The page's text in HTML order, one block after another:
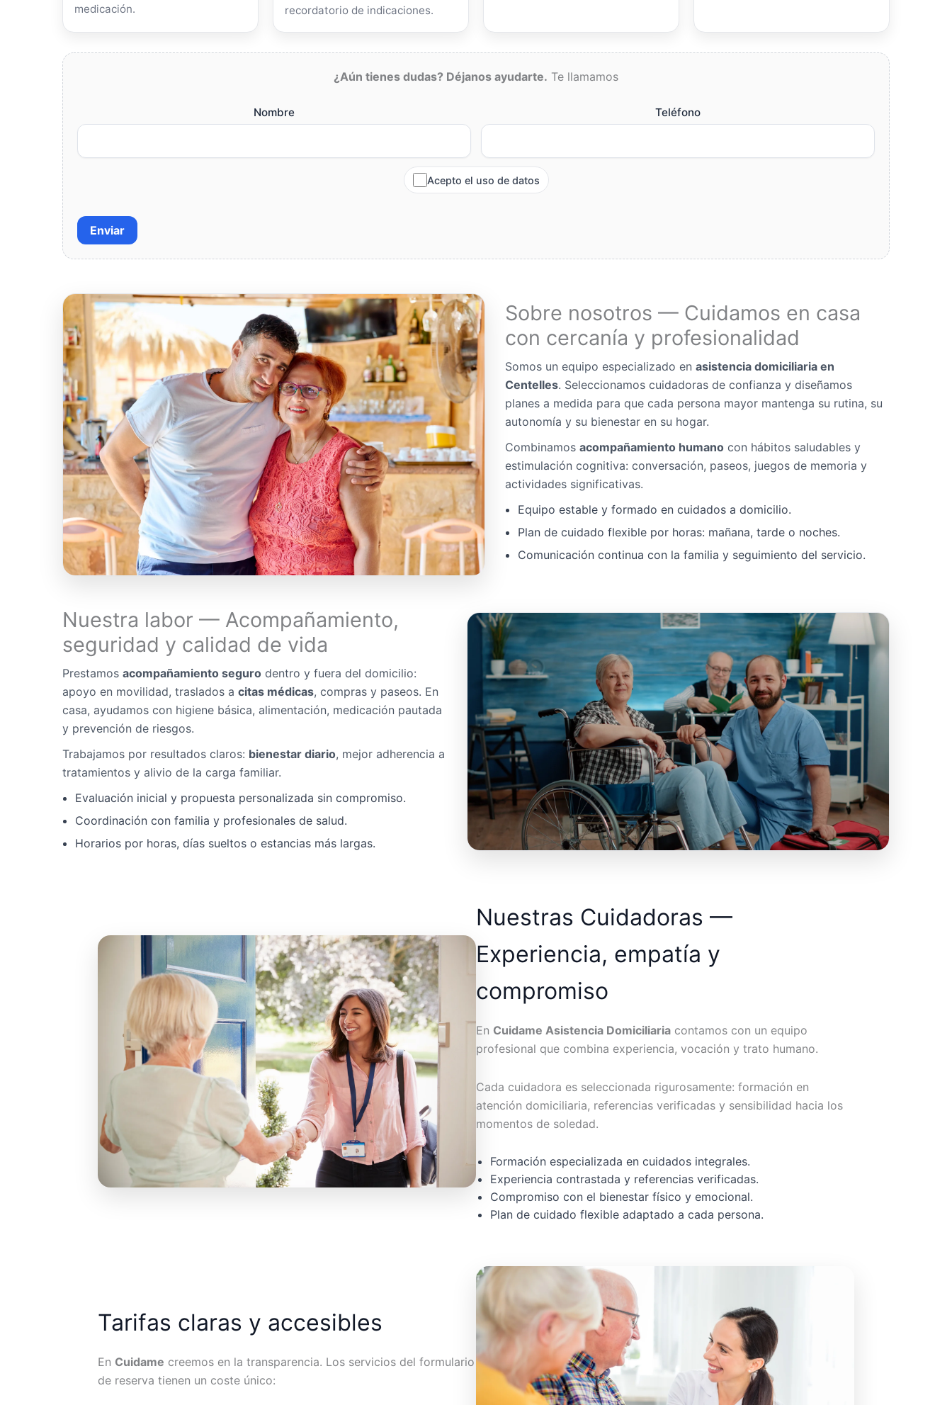
medicación.
recordatorio de indicaciones.
¿Aún tienes dudas? Déjanos ayudarte. Te llamamos
Nombre Teléfono
Acepto el uso de datos
Enviar
Sobre nosotros — Cuidamos en casa
con cercanía y profesionalidad
Somos un equipo especializado enasistencia domiciliaria en
Centelles. Seleccionamos cuidadoras de confianza y diseñamos
planes a medida para que cada persona mayor mantenga su rutina, su
autonomía y su bienestar en su hogar.
Combinamosacompañamiento humano con hábitos saludables y
estimulación cognitiva: conversación, paseos, juegos de memoria y
actividades significativas.
Equipo estable y formado en cuidados a domicilio.
Plan de cuidado flexible por horas: mañana, tarde o noches.
Comunicación continua con la familia y seguimiento del servicio.
Nuestra labor — Acompañamiento,
seguridad y calidad de vida
Prestamos acompañamiento seguro dentro y fuera del domicilio:
apoyo en movilidad, traslados a citas médicas, compras y paseos. En
casa, ayudamos con higiene básica, alimentación, medicación pautada
y prevención de riesgos.
Trabajamos por resultados claros: bienestar diario, mejor adherencia a
tratamientos y alivio de la carga familiar.
Evaluación inicial y propuesta personalizada sin compromiso.
Coordinación con familia y profesionales de salud.
Horarios por horas, días sueltos o estancias más largas.
Nuestras Cuidadoras —
Experiencia, empatía y
compromiso
En Cuidame Asistencia Domiciliaria contamos con un equipo
profesional que combina experiencia, vocación y trato humano.
Cada cuidadora es seleccionada rigurosamente: formación en
atención domiciliaria, referencias verificadas y sensibilidad hacia los
momentos de soledad.
Formación especializada en cuidados integrales.
Experiencia contrastada y referencias verificadas.
Compromiso con el bienestar físico y emocional.
Plan de cuidado flexible adaptado a cada persona.
Tarifas claras y accesibles
En Cuidame creemos en la transparencia. Los servicios del formulario
de reserva tienen un coste único: